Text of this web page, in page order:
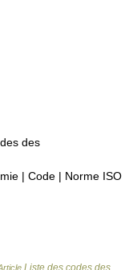
des
| Code | Norme ISO
Liste des codes des